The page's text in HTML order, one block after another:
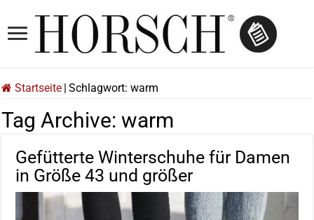
Startseite Schlagwort:warm
Tag Archive:warm
Gefütterte Winterschuhe für Damen
in Größe 43 und größer